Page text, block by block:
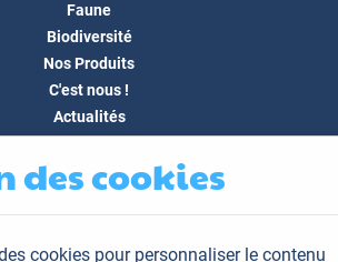
Faune
Biodiversité
Nos Produits
C'est nous !
Actualités
FAQ
Mon espace
des cookies
cookies pour personnaliser le contenu